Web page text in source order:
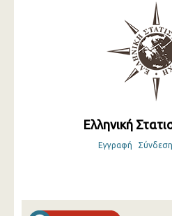
Ελληνική
Εγγραφή Σύνδεση